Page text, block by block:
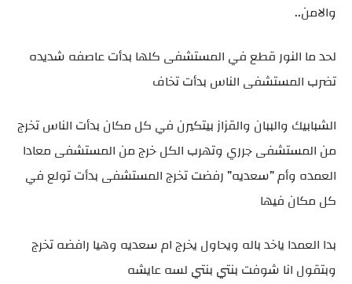
والامن..
لحد ما النور قطع في المستشفى كلها بدأت عاصفه شديده
تضرب المستشفى الناس بدأت تخاف
الشبابيك والببان والقزاز بيتكيرن في كل مكان بدأت الناس تخرج
من المستشفى جرري وتهرب الكل خرج من المستشفى معادا
العمده وأم ”سعديه” رفضت تخرج المستشفى بدأت تولع في
كل مكان فيها
بدا العمدا ياخد باله ويحاول يخرج ام سعديه وهيا رافضه تخرج
وبتقول انا شوفت بنتي بنتي لسه عايشه